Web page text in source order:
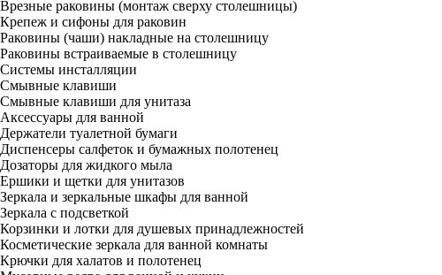
Врезные раковины (монтаж сверху столешницы)
Крепеж и сифоны для раковин
Раковины (чаши) накладные на столешницу
Раковины встраиваемые в столешницу
Системы инсталляции
Смывные клавиши
Смывные клавиши для унитаза
Аксессуары для ванной
Держатели туалетной бумаги
Диспенсеры салфеток и бумажных полотенец
Дозаторы для жидкого мыла
Ершики и щетки для унитазов
Зеркала и зеркальные шкафы для ванной
Зеркала с подсветкой
Корзинки и лотки для душевых принадлежностей
Косметические зеркала для ванной комнаты
Крючки для халатов и полотенец